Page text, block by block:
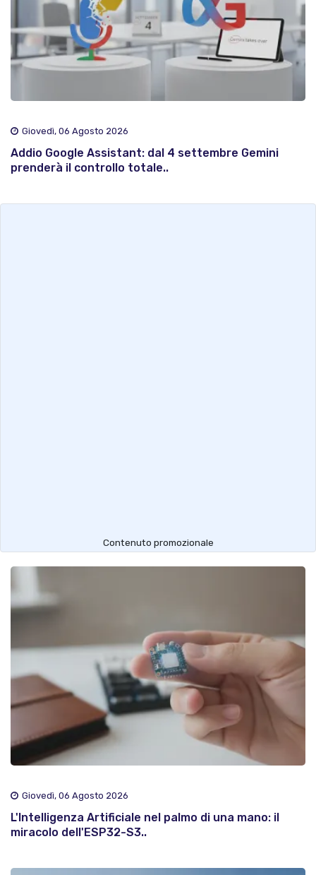
Giovedì, 06 Agosto 2026
Addio Google Assistant: dal 4 settembre Gemini
prenderà il controllo totale..
Contenuto promozionale
Giovedì, 06 Agosto 2026
L'Intelligenza Artificiale nel palmo di una mano: il
miracolo dell'ESP32-S3..